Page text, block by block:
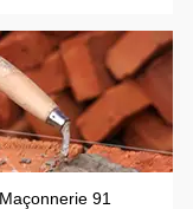
Maçonnerie 91